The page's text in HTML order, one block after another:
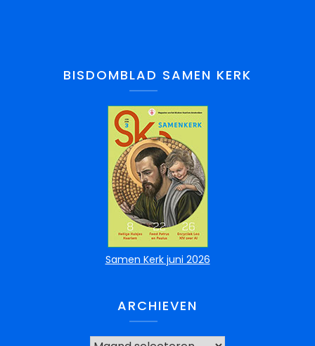
BISDOMBLAD SAMEN KERK
Samen Kerk juni 2026
ARCHIEVEN